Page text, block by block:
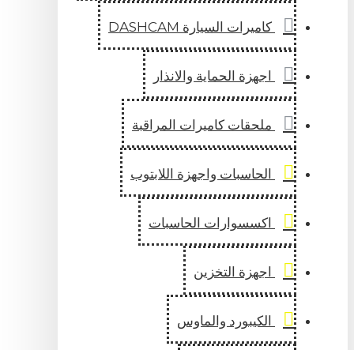
كاميرات السيارة DASHCAM
اجهزة الحماية والانذار
ملحقات كاميرات المراقبة
الحاسبات واجهزة اللابتوب
اكسسوارات الحاسبات
اجهزة التخزين
الكيبورد والماوس